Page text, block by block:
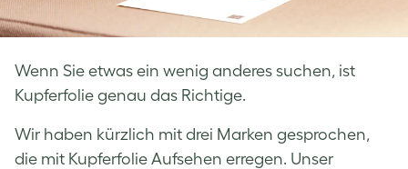
Wenn Sie etwas ein wenig anderes suchen, ist
Kupferfolie genau das Richtige.
Wir haben kürzlich mit drei Marken gesprochen,
die mit Kupferfolie Aufsehen erregen. Unser